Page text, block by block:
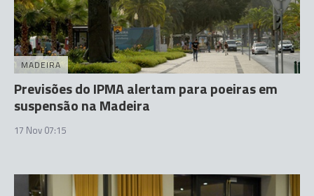
MADEIRA
Previsões do IPMA alertam para poeiras em
suspensão na Madeira
17 Nov 07:15